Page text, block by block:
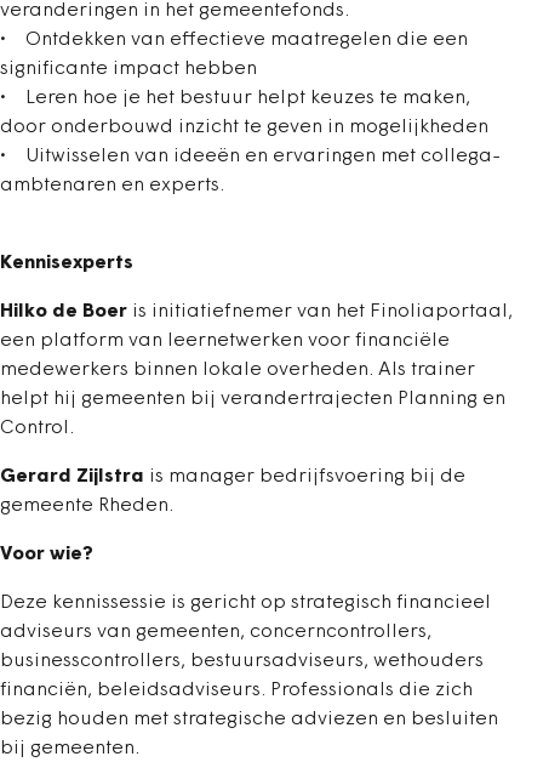
veranderingen in het gemeentefonds.
• Ontdekken van effectieve maatregelen die een
significante impact hebben
• Leren hoe je het bestuur helpt keuzes te maken,
door onderbouwd inzicht te geven in mogelijkheden
• Uitwisselen van ideeën en ervaringen met collega-
ambtenaren en experts.
Kennisexperts
Hilko de Boer is initiatiefnemer van het Finoliaportaal,
een platform van leernetwerken voor financiële
medewerkers binnen lokale overheden. Als trainer
helpt hij gemeenten bij verandertrajecten Planning en
Control.
Gerard Zijlstra is manager bedrijfsvoering bij de
gemeente Rheden.
Voor wie?
Deze kennissessie is gericht op strategisch financieel
adviseurs van gemeenten, concerncontrollers,
businesscontrollers, bestuursadviseurs, wethouders
financiën, beleidsadviseurs. Professionals die zich
bezig houden met strategische adviezen en besluiten
bij gemeenten.